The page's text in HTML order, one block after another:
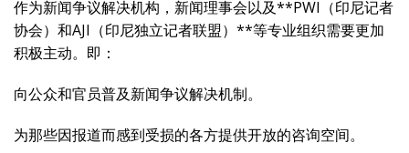
作为新闻争议解决机构，新闻理事会以及**PWI（印尼记者
协会）和AJI（印尼独立记者联盟）**等专业组织需要更加
积极主动。即：
向公众和官员普及新闻争议解决机制。
为那些因报道而感到受损的各方提供开放的咨询空间。